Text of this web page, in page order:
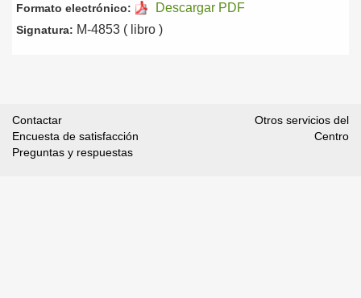
Formato electrónico: Descargar PDF
Signatura: M-4853 ( libro )
Contactar
Encuesta de satisfacción
Preguntas y respuestas
Otros servicios del
Centro